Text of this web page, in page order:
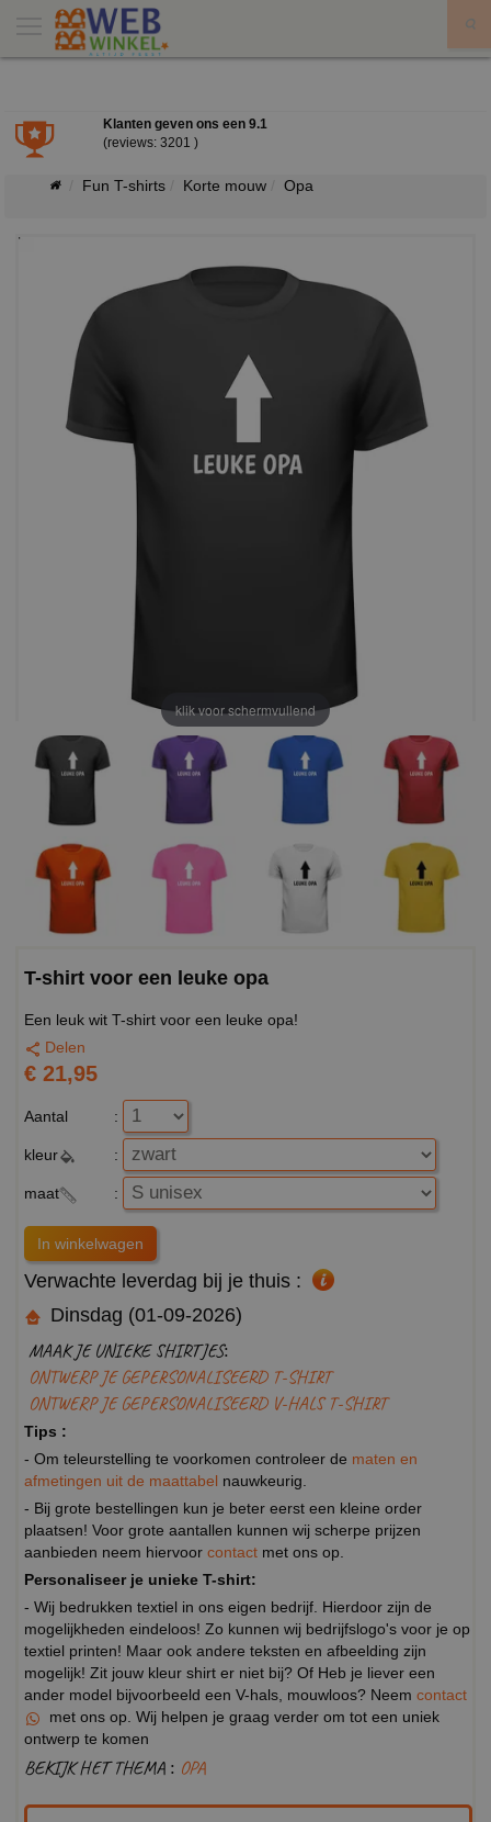
Klanten geven ons een 9.1
(reviews: 3201 )
Fun T-shirts Korte mouw Opa
klik voor schermvullend
T-shirt voor een leuke opa
Een leuk wit T-shirt voor een leuke opa!
Delen
€ 21,95
Aantal :
kleur :
maat :
Verwachte leverdag bij je thuis :
Dinsdag (01-09-2026)
MAAK JE UNIEKE SHIRTJES:
ONTWERP JE GEPERSONALISEERD T-SHIRT
ONTWERP JE GEPERSONALISEERD V-HALS T-SHIRT
Tips :
- Om teleurstelling te voorkomen controleer de maten en
afmetingen uit de maattabel nauwkeurig.
- Bij grote bestellingen kun je beter eerst een kleine order
plaatsen! Voor grote aantallen kunnen wij scherpe prijzen
aanbieden neem hiervoor contact met ons op.
Personaliseer je unieke T-shirt:
- Wij bedrukken textiel in ons eigen bedrijf. Hierdoor zijn de
mogelijkheden eindeloos! Zo kunnen wij bedrijfslogo's voor je op
textiel printen! Maar ook andere teksten en afbeelding zijn
mogelijk! Zit jouw kleur shirt er niet bij? Of Heb je liever een
ander model bijvoorbeeld een V-hals, mouwloos? Neem contact
met ons op. Wij helpen je graag verder om tot een uniek
ontwerp te komen
BEKIJK HET THEMA : OPA